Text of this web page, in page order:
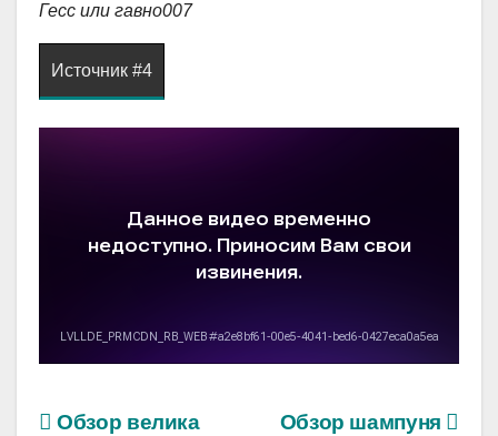
Гесс или гавно007
Источник #4
Обзор шампуня
Обзор велика